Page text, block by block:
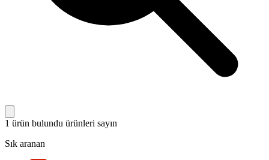
1 ürün bulundu ürünleri sayın
Sık aranan